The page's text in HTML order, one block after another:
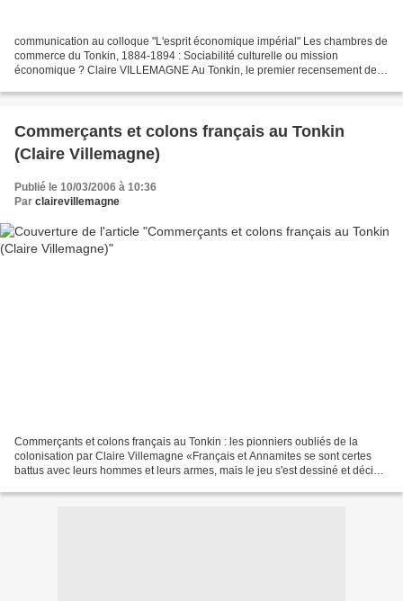
communication au colloque "L'esprit économique impérial" Les chambres de
commerce du Tonkin, 1884-1894 : Sociabilité culturelle ou mission
économique ? Claire VILLEMAGNE Au Tonkin, le premier recensement de la
Commerçants et colons français au Tonkin
(Claire Villemagne)
Publié le 10/03/2006 à 10:36
Par clairevillemagne
Commerçants et colons français au Tonkin : les pionniers oubliés de la
colonisation par Claire Villemagne «Français et Annamites se sont certes
battus avec leurs hommes et leurs armes, mais le jeu s'est dessiné et décidé